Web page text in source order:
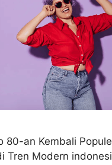
80-an Kembali
Tren Modern